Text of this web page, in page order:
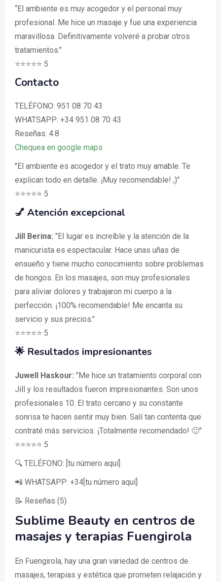
“El ambiente es muy acogedor y el personal muy
profesional. Me hice un masaje y fue una experiencia
maravillosa. Definitivamente volveré a probar otros
tratamientos."
⭐️⭐️⭐️⭐️⭐️ 5
Contacto
TELÉFONO: 951 08 70 43
WHATSAPP: +34 951 08 70 43
Reseñas: 4.8
Chequea en google maps
"El ambiente es acogedor y el trato muy amable. Te
explican todo en detalle. ¡Muy recomendable! ;)"
⭐️⭐️⭐️⭐️⭐️ 5
💅 Atención excepcional
Jill Berina: "El lugar es increíble y la atención de la
manicurista es espectacular. Hace unas uñas de
ensueño y tiene mucho conocimiento sobre problemas
de hongos. En los masajes, son muy profesionales
para aliviar dolores y trabajaron mi cuerpo a la
perfección. ¡100% recomendable! Me encanta su
servicio y sus precios."
⭐️⭐️⭐️⭐️⭐️ 5
🌟 Resultados impresionantes
Juwell Haskour: "Me hice un tratamiento corporal con
Jill y los resultados fueron impresionantes. Son unos
profesionales 10. El trato cercano y su constante
sonrisa te hacen sentir muy bien. Salí tan contenta que
contraté más servicios. ¡Totalmente recomendado! 🙂"
⭐️⭐️⭐️⭐️⭐️ 5
🔍 TELÉFONO: [tu número aquí]
📲 WHATSAPP: +34[tu número aquí]
📝 Reseñas (5)
Sublime Beauty en centros de
masajes y terapias Fuengirola
En Fuengirola, hay una gran variedad de centros de
masajes, terapias y estética que prometen relajación y